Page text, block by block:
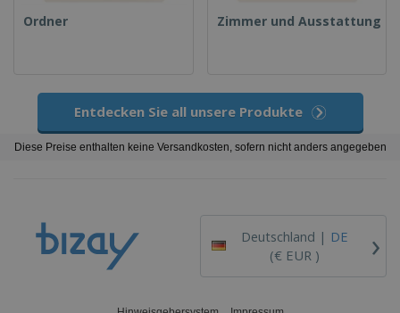
Ordner Zimmer und Ausstattung
Entdecken Sie all unsere Produkte
Diese Preise enthalten keine Versandkosten, sofern nicht anders angegeben
Deutschland | DE
(€ EUR )
›